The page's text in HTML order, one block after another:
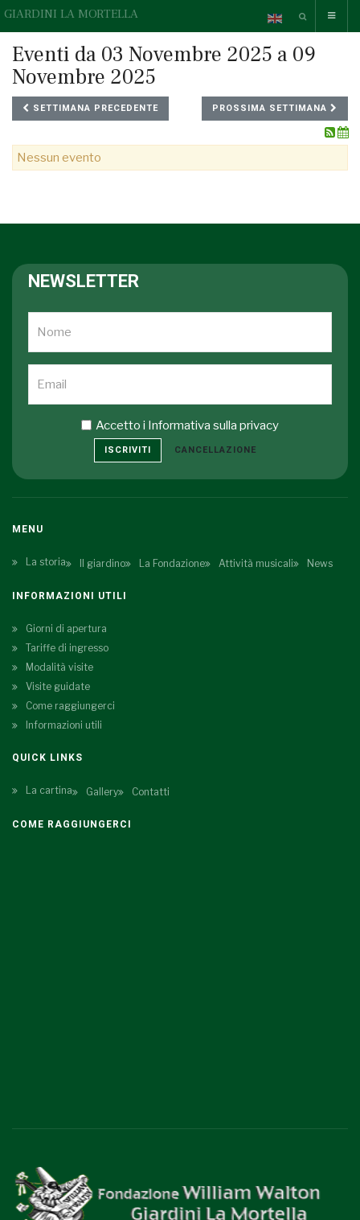
GIARDINI LA MORTELLA
Eventi da 03 Novembre 2025 a 09
Novembre 2025
SETTIMANA PRECEDENTE PROSSIMA SETTIMANA
Nessun evento
NEWSLETTER
Accetto i Informativa sulla privacy
ISCRIVITI CANCELLAZIONE
MENU
La storia Il giardino La Fondazione Attività musicali News
INFORMAZIONI UTILI
Giorni di apertura
Tariffe di ingresso
Modalità visite
Visite guidate
Come raggiungerci
Informazioni utili
QUICK LINKS
La cartina Gallery Contatti
COME RAGGIUNGERCI